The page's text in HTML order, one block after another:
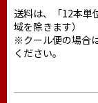
送料は、「12本単
域を除きます）
※クール便の場合
ください。